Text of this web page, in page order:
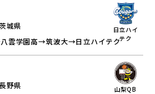
日立ハイ
テク
城県
雲学園高→筑波大→日立ハイテク
山梨QB
野県